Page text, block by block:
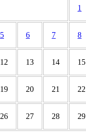
1
5 6 7 8
12 13 14 15
19 20 21 22
26 27 28 29